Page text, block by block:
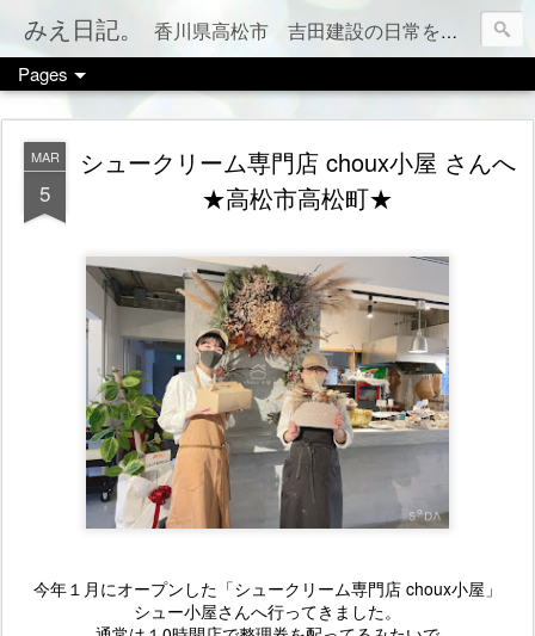
みえ日記。 香川県高松市 吉田建設の日常をお伝えします。 家づくりのこと、税金のこと、カフェやお店情報、ママ会のこと等など、カテゴリー別でもご覧いただけます（右上のメニューボタンを押してね）
Pages
MAR
5
シュークリーム専門店 choux小屋 さんへ
★高松市高松町★
今年１月にオープンした「シュークリーム専門店 choux小屋」
シュー小屋さんへ行ってきました。